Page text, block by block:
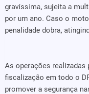
gravíssima, sujeita a
por um ano. Caso o
penalidade dobra,
As operações realizadas
fiscalização em todo o
promover a segurança